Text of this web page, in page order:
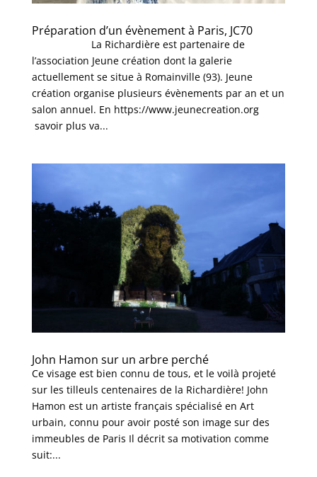
Préparation d’un évènement à Paris, JC70
La Richardière est partenaire de
l’association Jeune création dont la galerie
actuellement se situe à Romainville (93). Jeune
création organise plusieurs évènements par an et un
salon annuel. En https://www.jeunecreation.org
savoir plus va...
John Hamon sur un arbre perché
Ce visage est bien connu de tous, et le voilà projeté
sur les tilleuls centenaires de la Richardière! John
Hamon est un artiste français spécialisé en Art
urbain, connu pour avoir posté son image sur des
immeubles de Paris Il décrit sa motivation comme
suit:...